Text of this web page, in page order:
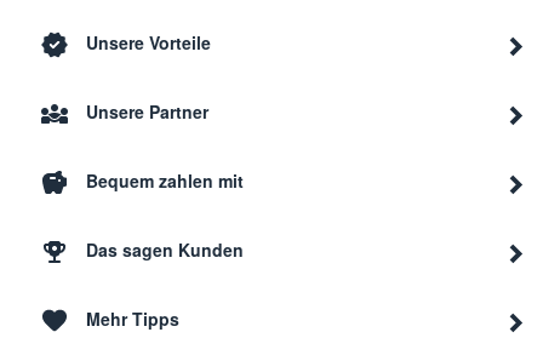
Neff
Unsere Vorteile
Unsere Partner
Bequem zahlen mit
Das sagen Kunden
Mehr Tipps